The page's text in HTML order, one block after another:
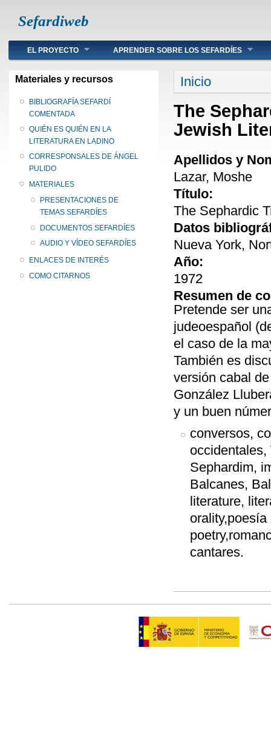
Sefardiweb
Main menu
EL PROYECTO APRENDER SOBRE LOS SEFARDÍES
Materiales y recursos
BIBLIOGRAFÍA SEFARDÍ
COMENTADA
QUIÉN ES QUIÉN EN LA
LITERATURA EN LADINO
CORRESPONSALES DE ÁNGEL
PULIDO
MATERIALES
PRESENTACIONES DE
TEMAS SEFARDÍES
DOCUMENTOS SEFARDÍES
AUDIO Y VÍDEO SEFARDÍES
ENLACES DE INTERÉS
COMO CITARNOS
Se encuentra
Inicio
The
Jewish
Apellidos y
Lazar, Moshe
Título:
The Sephardic
Datos
Nueva York,
Año:
1972
Resumen de
Pretende ser
judeoespañol
el caso de la
También es
versión cabal
González
y un buen
conversos,
Sephardim,
Balcanes,
literature,
cantares.